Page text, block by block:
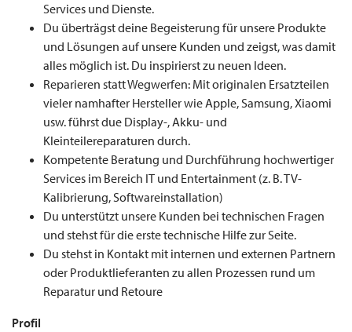
Services und Dienste.
Du überträgst deine Begeisterung für unsere Produkte
und Lösungen auf unsere Kunden und zeigst, was damit
alles möglich ist. Du inspirierst zu neuen Ideen.
Reparieren statt Wegwerfen: Mit originalen Ersatzteilen
vieler namhafter Hersteller wie Apple, Samsung, Xiaomi
usw. führst due Display-, Akku- und
Kleinteilereparaturen durch.
Kompetente Beratung und Durchführung hochwertiger
Services im Bereich IT und Entertainment (z. B. TV-
Kalibrierung, Softwareinstallation)
Du unterstützt unsere Kunden bei technischen Fragen
und stehst für die erste technische Hilfe zur Seite.
Du stehst in Kontakt mit internen und externen Partnern
oder Produktlieferanten zu allen Prozessen rund um
Reparatur und Retoure
Profil